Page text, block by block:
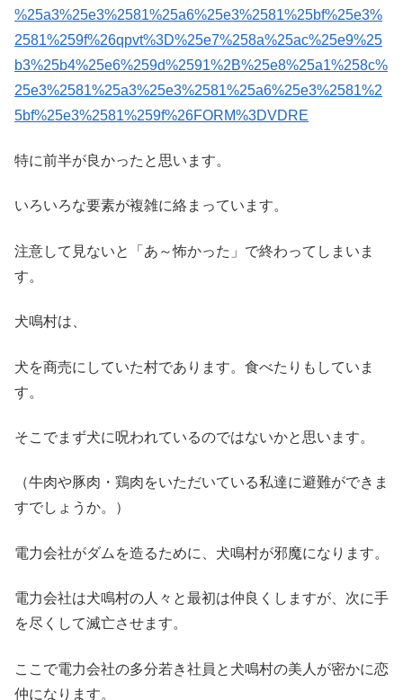
%25a3%25e3%2581%25a6%25e3%2581%25bf%25e3%
2581%259f%26qpvt%3D%25e7%258a%25ac%25e9%25
b3%25b4%25e6%259d%2591%2B%25e8%25a1%258c%
25e3%2581%25a3%25e3%2581%25a6%25e3%2581%2
5bf%25e3%2581%259f%26FORM%3DVDRE
特に前半が良かったと思います。
いろいろな要素が複雑に絡まっています。
注意して見ないと「あ～怖かった」で終わってしまいま
す。
犬鳴村は、
犬を商売にしていた村であります。食べたりもしていま
す。
そこでまず犬に呪われているのではないかと思います。
（牛肉や豚肉・鶏肉をいただいている私達に避難ができま
すでしょうか。）
電力会社がダムを造るために、犬鳴村が邪魔になります。
電力会社は犬鳴村の人々と最初は仲良くしますが、次に手
を尽くして滅亡させます。
ここで電力会社の多分若き社員と犬鳴村の美人が密かに恋
仲になります。